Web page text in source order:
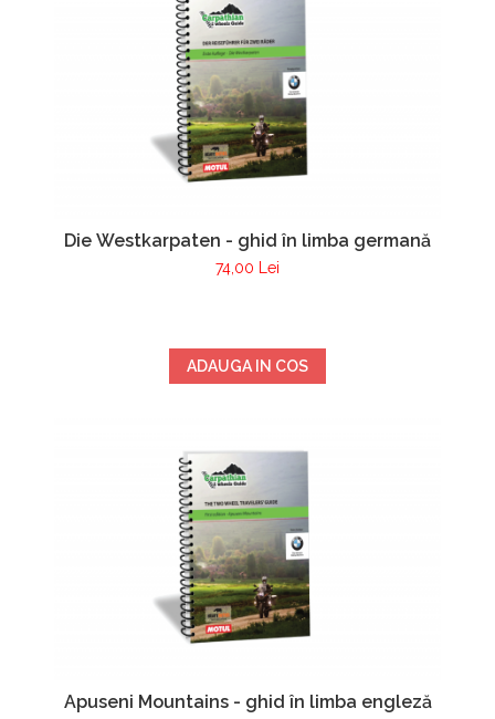
Die Westkarpaten - ghid în limba germană
74,00 Lei
ADAUGA IN COS
Apuseni Mountains - ghid în limba engleză